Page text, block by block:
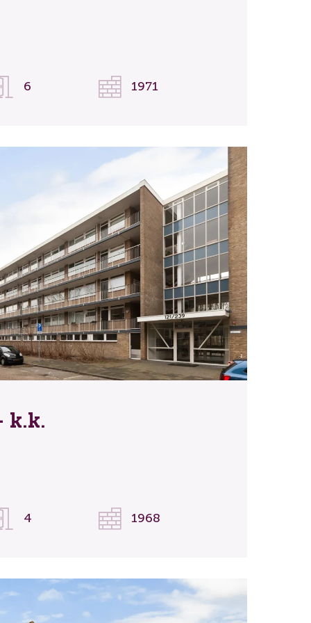
6 1971
k.k.
4 1968